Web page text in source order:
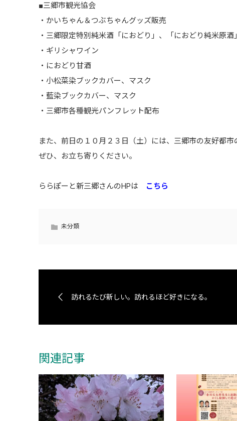
■三郷市観光協会
・かいちゃん＆つぶちゃんグッズ販売
・三郷限定特別純米酒「におどり」、「におどり純米原酒
・ギリシャワイン
・におどり甘酒
・小松菜染ブックカバー、マスク
・藍染ブックカバー、マスク
・三郷市各種観光パンフレット配布
また、前日の１０月２３日（土）には、三郷市の友好都
ぜひ、お立ち寄りください。
ららぽーと新三郷さんのHPは こちら
未分類
訪れるたび新しい。訪れるほど好きになる。
関連記事